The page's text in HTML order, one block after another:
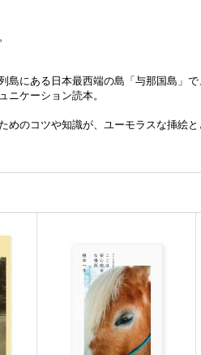
島にある日本最西端の島「与那国島」
ニケーション読本。
めのコツや知識が、ユーモラスな挿絵と